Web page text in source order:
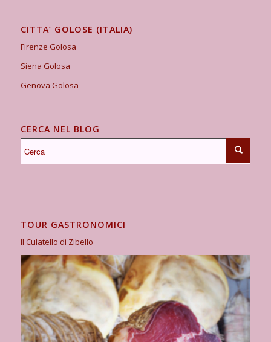
CITTA’ GOLOSE (ITALIA)
Firenze Golosa
Siena Golosa
Genova Golosa
CERCA NEL BLOG
TOUR GASTRONOMICI
Il Culatello di Zibello